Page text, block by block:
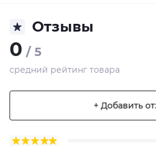
Отзывы
0 / 5
средний рейтинг товара
+ Добавить